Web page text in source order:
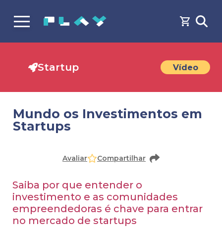
Startup Vídeo
Mundo os Investimentos em
Startups
cadastro para acessar o conteúdo
Avaliar Compartilhar
Saiba por que entender o
investimento e as comunidades
empreendedoras é chave para entrar
no mercado de startups